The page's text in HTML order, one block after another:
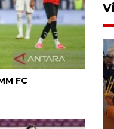
FC
FC, Persib